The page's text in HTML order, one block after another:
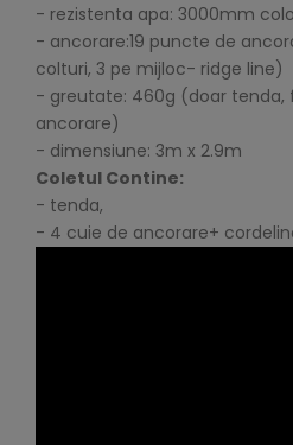
- rezistenta apa: 3000mm
- ancorare:19 puncte de
colturi, 3 pe mijloc- ridge line)
- greutate: 460g (doar tenda,
ancorare)
- dimensiune: 3m x 2.9m
Coletul Contine:
- tenda,
- 4 cuie de ancorare+